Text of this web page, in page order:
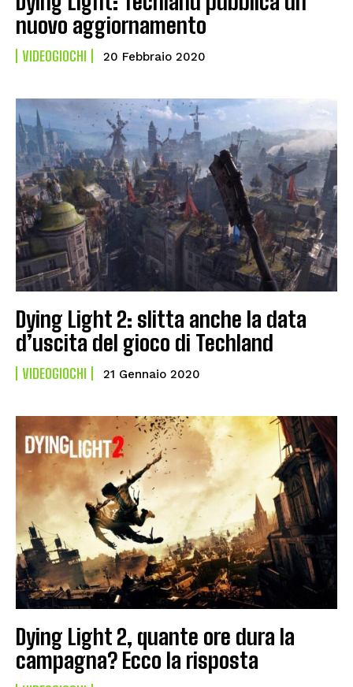
nuovo aggiornamento
VIDEOGIOCHI 20 Febbraio 2020
Dying Light 2: slitta anche la data
d’uscita del gioco di Techland
VIDEOGIOCHI 21 Gennaio 2020
Dying Light 2, quante ore dura la
campagna? Ecco la risposta